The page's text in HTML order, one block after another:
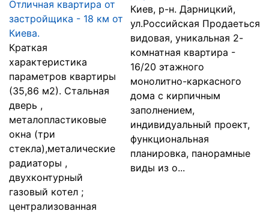
Отличная квартира от
застройщика - 18 км от
Киева.
Краткая
характеристика
параметров квартиры
(35,86 м2). Стальная
дверь ,
металопластиковые
окна (три
стекла),металические
радиаторы ,
двухконтурный
газовый котел ;
централизованная
Киев, р-н. Дарницкий,
ул.Российская Продаеться
видовая, уникальная 2-
комнатная квартира -
16/20 этажного
монолитно-каркасного
дома с кирпичным
заполнением,
индивидуальный проект,
функциональная
планировка, панорамные
виды из о...